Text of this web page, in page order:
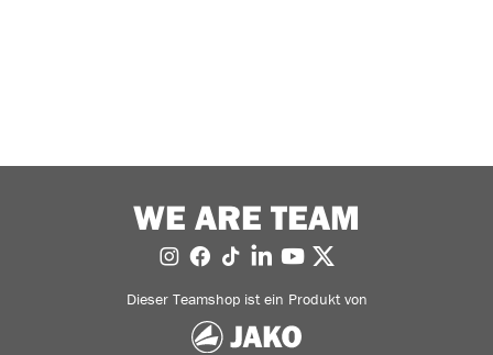
WE ARE TEAM
Dieser Teamshop ist ein Produkt von